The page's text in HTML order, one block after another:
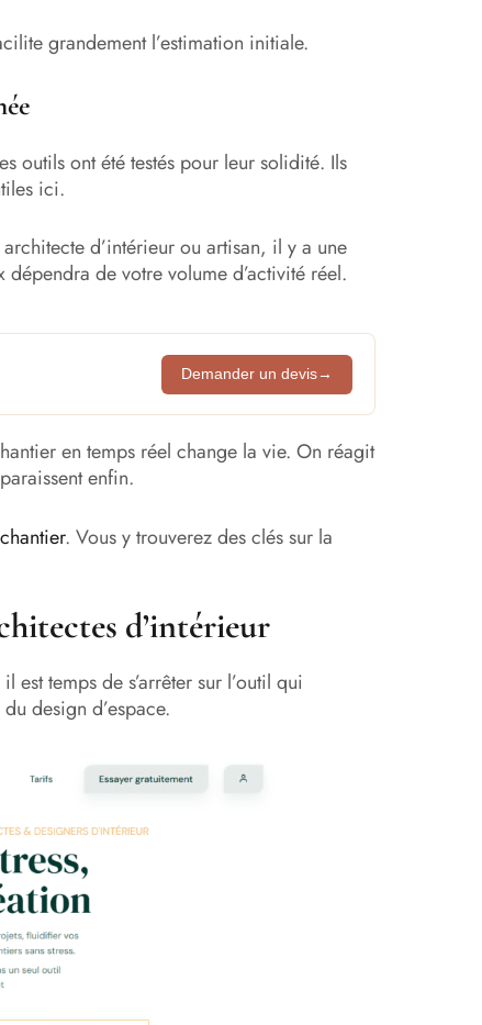
grandement l’estimation initiale.
outils ont été testés pour leur solidité. Ils
ici.
d’intérieur ou artisan, il y a une
de votre volume d’activité réel.
Demander un devis→
en temps réel change la vie. On réagit
enfin.
. Vous y trouverez des clés sur la
d’intérieur
temps de s’arrêter sur l’outil qui
design d’espace.